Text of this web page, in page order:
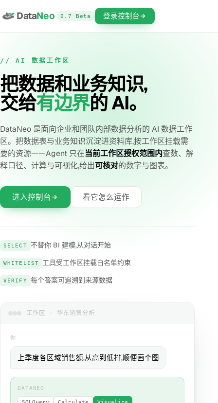
DataNeo 0.7 Beta 登录控制台
// AI 数据工作区
把数据和业务知识,
交给有边界的 AI。
DataNeo 是面向企业和团队内部数据分析的 AI 数据工作
区。把数据表与业务知识沉淀进资料库,按工作区挂载需
要的资源——Agent 只在当前工作区授权范围内查数、解
释口径、计算与可视化,给出可核对的数字与图表。
进入控制台 看它怎么运作
SELECT 不替你 BI 建模,从对话开始
WHITELIST 工具受工作区挂载白名单约束
VERIFY 每个答案可追溯到来源数据
工作区 · 华东销售分析
你
上季度各区域销售额,从高到低排,顺便画个图
DATANEO